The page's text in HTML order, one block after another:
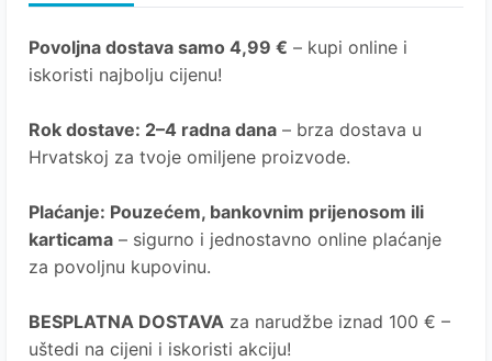
Povoljna dostava samo 4,99 € – kupi online i
iskoristi najbolju cijenu!
Rok dostave: 2–4 radna dana – brza dostava u
Hrvatskoj za tvoje omiljene proizvode.
Plaćanje: Pouzećem, bankovnim prijenosom ili
karticama – sigurno i jednostavno online plaćanje
za povoljnu kupovinu.
BESPLATNA DOSTAVA za narudžbe iznad 100 € –
uštedi na cijeni i iskoristi akciju!